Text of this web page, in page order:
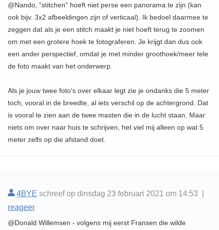
@Nando, "stitchen" hoeft niet perse een panorama te zijn (kan
ook bijv. 3x2 afbeeldingen zijn of verticaal). Ik bedoel daarmee te
zeggen dat als je een stitch maakt je niet hoeft terug te zoomen
om met een grotere hoek te fotograferen. Je krijgt dan dus ook
een ander perspectief, omdat je met minder groothoek/meer tele
de foto maakt van het onderwerp.
Als je jouw twee foto's over elkaar legt zie je ondanks die 5 meter
toch, vooral in de breedte, al iets verschil op de achtergrond. Dat
is vooral te zien aan de twee masten die in de lucht staan. Maar
niets om over naar huis te schrijven, het viel mij alleen op wat 5
meter zelfs op die afstand doet.
4BYE schreef op dinsdag 23 februari 2021 om 14:53 |
reageer
@Donald Willemsen - volgens mij eerst Fransen die wilde